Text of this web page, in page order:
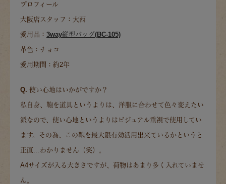
プロフィール
大阪店スタッフ：大西
愛用品： 3way縦型バッグ(BC-105)
革色：チョコ
愛用期間：約2年
Q. 使い心地はいかがですか？
私自身、鞄を道具というよりは、洋服に合わせて色々変えたい
派なので、使い心地というよりはビジュアル重視で使用してい
ます。その為、この鞄を最大限有効活用出来ているかというと
正直…わかりません（笑）。
A4サイズが入る大きさですが、荷物はあまり多く入れていませ
ん。